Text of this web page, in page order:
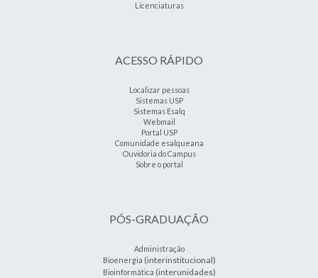
Licenciaturas
ACESSO RÁPIDO
Localizar pessoas
Sistemas USP
Sistemas Esalq
Webmail
Portal USP
Comunidade esalqueana
Ouvidoria do Campus
Sobre o portal
PÓS-GRADUAÇÃO
Administração
Bioenergia (interinstitucional)
Bioinformática (interunidades)